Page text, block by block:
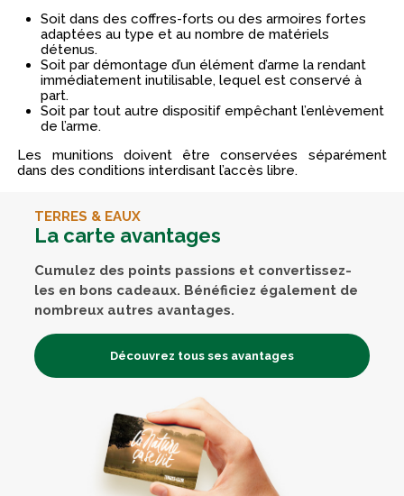
Soit dans des coffres-forts ou des armoires fortes
adaptées au type et au nombre de matériels
détenus.
Soit par démontage d’un élément d’arme la rendant
immédiatement inutilisable, lequel est conservé à
part.
Soit par tout autre dispositif empêchant l’enlèvement
de l’arme.
Les munitions doivent être conservées séparément
dans des conditions interdisant l’accès libre.
TERRES & EAUX
La carte avantages
Cumulez des points passions et convertissez-
les en bons cadeaux. Bénéficiez également de
nombreux autres avantages.
Découvrez tous ses avantages